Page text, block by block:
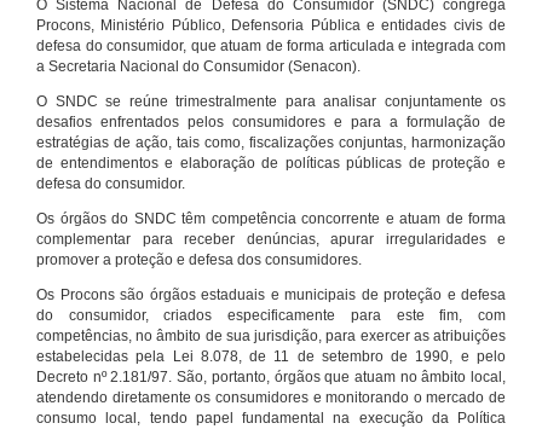
O Sistema Nacional de Defesa do Consumidor (SNDC) congrega
Procons, Ministério Público, Defensoria Pública e entidades civis de
defesa do consumidor, que atuam de forma articulada e integrada com
a Secretaria Nacional do Consumidor (Senacon).
O SNDC se reúne trimestralmente para analisar conjuntamente os
desafios enfrentados pelos consumidores e para a formulação de
estratégias de ação, tais como, fiscalizações conjuntas, harmonização
de entendimentos e elaboração de políticas públicas de proteção e
defesa do consumidor.
Os órgãos do SNDC têm competência concorrente e atuam de forma
complementar para receber denúncias, apurar irregularidades e
promover a proteção e defesa dos consumidores.
Os Procons são órgãos estaduais e municipais de proteção e defesa
do consumidor, criados especificamente para este fim, com
competências, no âmbito de sua jurisdição, para exercer as atribuições
estabelecidas pela Lei 8.078, de 11 de setembro de 1990, e pelo
Decreto nº 2.181/97. São, portanto, órgãos que atuam no âmbito local,
atendendo diretamente os consumidores e monitorando o mercado de
consumo local, tendo papel fundamental na execução da Política